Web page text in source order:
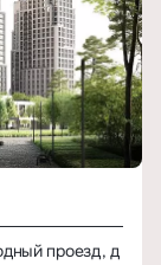
проезд, д